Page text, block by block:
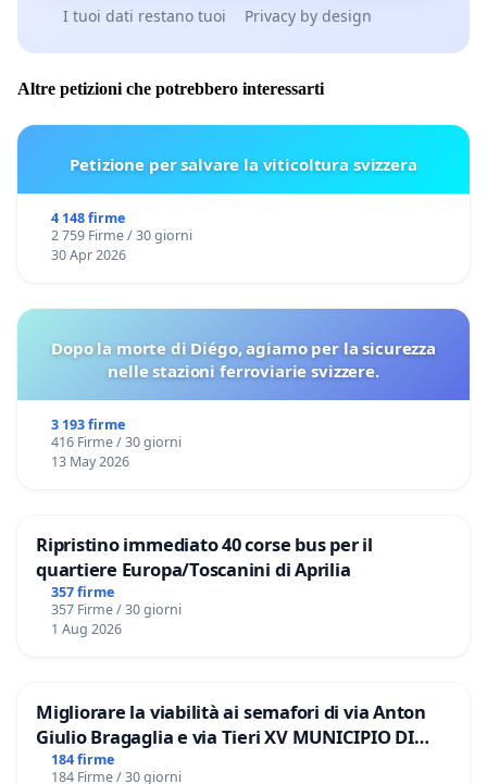
I tuoi dati restano tuoi Privacy by design
Altre petizioni che potrebbero interessarti
Petizione per salvare la viticoltura svizzera
4 148 firme
2 759 Firme / 30 giorni
30 Apr 2026
Dopo la morte di Diégo, agiamo per la sicurezza
nelle stazioni ferroviarie svizzere.
3 193 firme
416 Firme / 30 giorni
13 May 2026
Ripristino immediato 40 corse bus per il
quartiere Europa/Toscanini di Aprilia
357 firme
357 Firme / 30 giorni
1 Aug 2026
Migliorare la viabilità ai semafori di via Anton
Giulio Bragaglia e via Tieri XV MUNICIPIO DI
ROMA
184 firme
184 Firme / 30 giorni